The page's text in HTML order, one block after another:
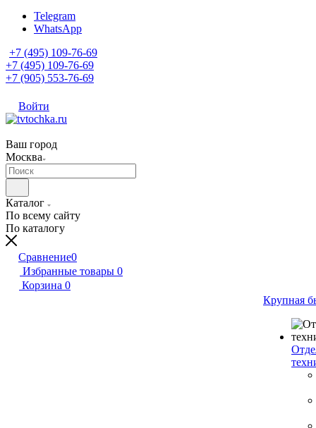
Telegram
WhatsApp
+7 (495) 109-76-69
+7 (495) 109-76-69
+7 (905) 553-76-69
Войти
Ваш город
Москва
Каталог
По всему сайту
По каталогу
Сравнение0
Избранные товары 0
Корзина 0
Крупная